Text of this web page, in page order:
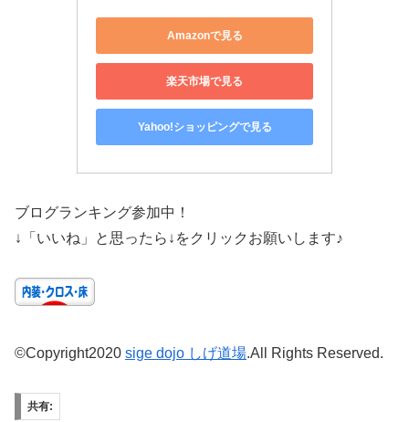
Amazonで見る
楽天市場で見る
Yahoo!ショッピングで見る
ブログランキング参加中！
↓「いいね」と思ったら↓をクリックお願いします♪
©Copyright2020 sige dojo しげ道場.All Rights Reserved.
共有: